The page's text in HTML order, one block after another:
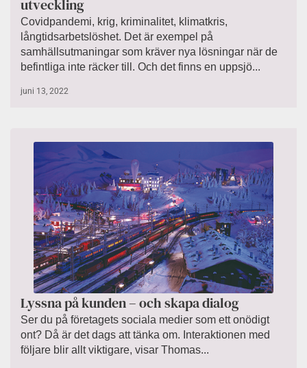
utveckling
Covidpandemi, krig, kriminalitet, klimatkris,
långtidsarbetslöshet. Det är exempel på
samhällsutmaningar som kräver nya lösningar när de
befintliga inte räcker till. Och det finns en uppsjö...
juni 13, 2022
Lyssna på kunden – och skapa dialog
Ser du på företagets sociala medier som ett onödigt
ont? Då är det dags att tänka om. Interaktionen med
följare blir allt viktigare, visar Thomas...